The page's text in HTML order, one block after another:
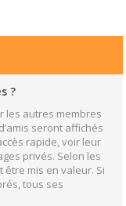
?
les autres membres
seront affichés
rapide, voir leur
privés. Selon les
mis en valeur. Si
tous ses